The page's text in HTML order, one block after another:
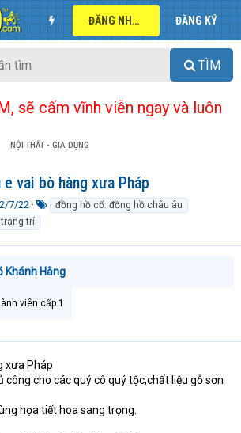
ĐĂNG NHẬP ĐĂNG KÝ
TÌM
sẽ cấm vĩnh viễn ngay và luôn
NỘI THẤT - GIA DỤNG
e vai bò hàng xưa Pháp
7/22
h
a
đồng hồ cổ. đồng hồ châu âu
trí
Khánh Hằng
viên cấp 1
xưa Pháp
cho các quý cô quý tộc,chất liệu gỗ sơn
họa tiết hoa sang trọng.